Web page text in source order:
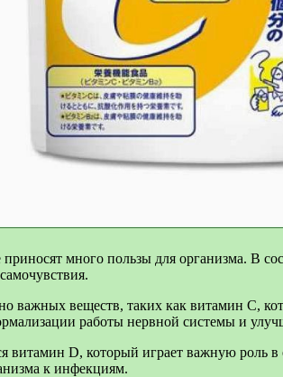
много пользы для организма. В
важных веществ, таких как витамин С,
работы нервной системы и
D, который играет важную роль
к инфекциям.